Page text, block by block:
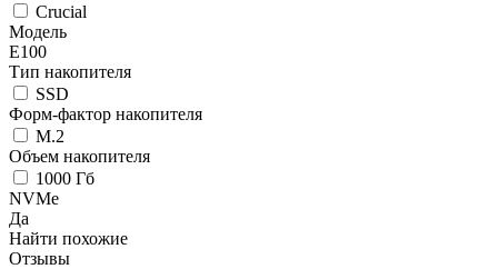
Crucial
Модель
E100
Тип накопителя
SSD
Форм-фактор накопителя
M.2
Объем накопителя
1000 Гб
NVMe
Да
Найти похожие
Отзывы